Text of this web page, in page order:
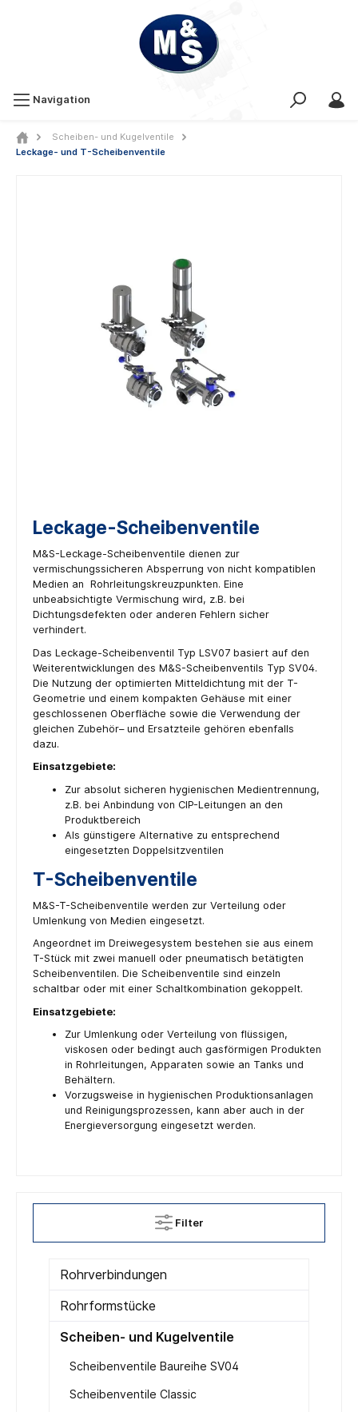
Navigation
Scheiben- und Kugelventile
Leckage- und T-Scheibenventile
Leckage-Scheibenventile
M&S-Leckage-Scheibenventile dienen zur
vermischungssicheren Absperrung von nicht kompatiblen
Medien an Rohrleitungskreuzpunkten. Eine
unbeabsichtigte Vermischung wird, z.B. bei
Dichtungsdefekten oder anderen Fehlern sicher
verhindert.
Das Leckage-Scheibenventil Typ LSV07 basiert auf den
Weiterentwicklungen des M&S-Scheibenventils Typ SV04.
Die Nutzung der optimierten Mitteldichtung mit der T-
Geometrie und einem kompakten Gehäuse mit einer
geschlossenen Oberfläche sowie die Verwendung der
gleichen Zubehör– und Ersatzteile gehören ebenfalls
dazu.
Einsatzgebiete:
Zur absolut sicheren hygienischen Medientrennung,
z.B. bei Anbindung von CIP-Leitungen an den
Produktbereich
Als günstigere Alternative zu entsprechend
eingesetzten Doppelsitzventilen
T-Scheibenventile
M&S-T-Scheibenventile werden zur Verteilung oder
Umlenkung von Medien eingesetzt.
Angeordnet im Dreiwegesystem bestehen sie aus einem
T-Stück mit zwei manuell oder pneumatisch betätigten
Scheibenventilen. Die Scheibenventile sind einzeln
schaltbar oder mit einer Schaltkombination gekoppelt.
Einsatzgebiete:
Zur Umlenkung oder Verteilung von flüssigen,
viskosen oder bedingt auch gasförmigen Produkten
in Rohrleitungen, Apparaten sowie an Tanks und
Behältern.
Vorzugsweise in hygienischen Produktionsanlagen
und Reinigungsprozessen, kann aber auch in der
Energieversorgung eingesetzt werden.
Filter
Rohrverbindungen
Rohrformstücke
Scheiben- und Kugelventile
Scheibenventile Baureihe SV04
Scheibenventile Classic